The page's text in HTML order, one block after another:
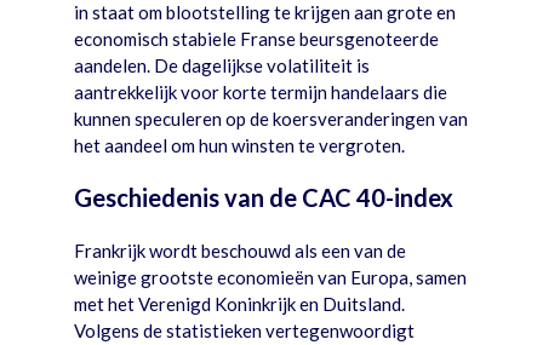
in staat om blootstelling te krijgen aan grote en
economisch stabiele Franse beursgenoteerde
aandelen. De dagelijkse volatiliteit is
aantrekkelijk voor korte termijn handelaars die
kunnen speculeren op de koersveranderingen van
het aandeel om hun winsten te vergroten.
Geschiedenis van de CAC 40-index
Frankrijk wordt beschouwd als een van de
weinige grootste economieën van Europa, samen
met het Verenigd Koninkrijk en Duitsland.
Volgens de statistieken vertegenwoordigt